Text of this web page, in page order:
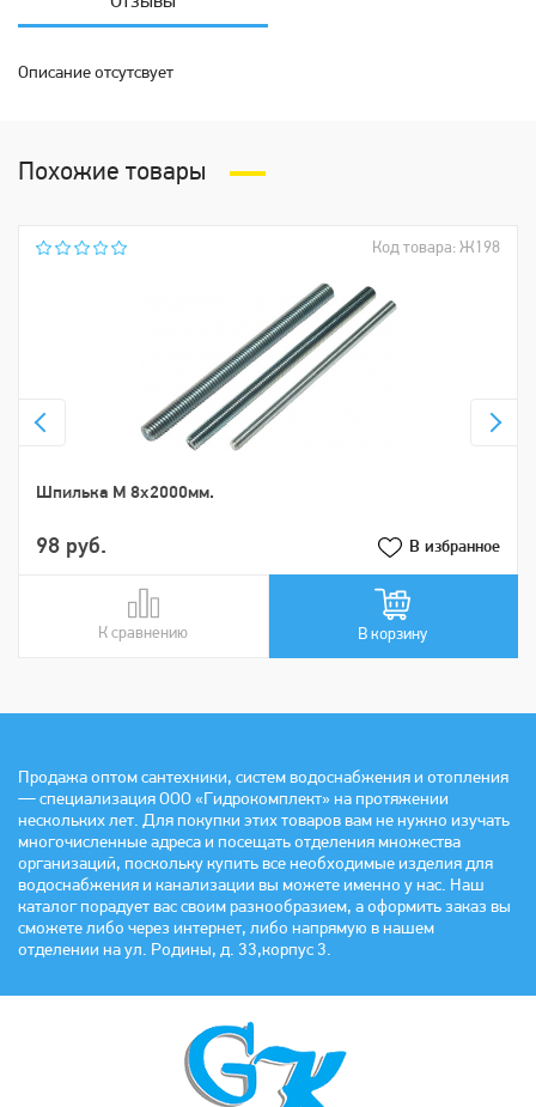
Описание отсутсвует
Похожие товары
Код товара: Ж198
Шпилька М 8х2000мм.
98 руб. В избранное
К сравнению
В сравнении В корзину
Продажа оптом сантехники, систем водоснабжения и отопления
— специализация ООО «Гидрокомплект» на протяжении
нескольких лет. Для покупки этих товаров вам не нужно изучать
многочисленные адреса и посещать отделения множества
организаций, поскольку купить все необходимые изделия для
водоснабжения и канализации вы можете именно у нас. Наш
каталог порадует вас своим разнообразием, а оформить заказ вы
сможете либо через интернет, либо напрямую в нашем
отделении на ул. Родины, д. 33,корпус 3.